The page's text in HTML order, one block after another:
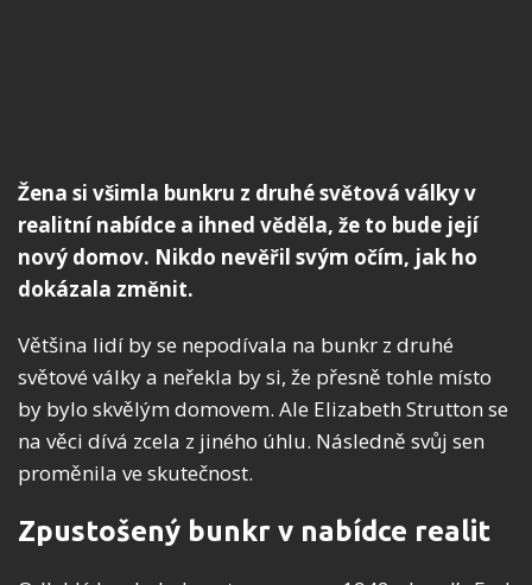
Žena si všimla bunkru z druhé světová války v
realitní nabídce a ihned věděla, že to bude její
nový domov. Nikdo nevěřil svým očím, jak ho
dokázala změnit.
Většina lidí by se nepodívala na bunkr z druhé
světové války a neřekla by si, že přesně tohle místo
by bylo skvělým domovem. Ale Elizabeth Strutton se
na věci dívá zcela z jiného úhlu. Následně svůj sen
proměnila ve skutečnost.
Zpustošený bunkr v nabídce realit